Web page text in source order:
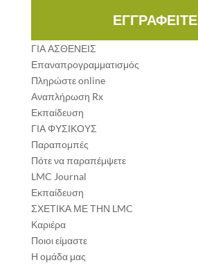
ΕΓΓΡΑΦΕΙΤΕ
ΓΙΑ ΑΣΘΕΝΕΙΣ
Επαναπρογραμματισμός
Πληρώστε online
Αναπλήρωση Rx
Εκπαίδευση
ΓΙΑ ΦΥΣΙΚΟΥΣ
Παραπομπές
Πότε να παραπέμψετε
LMC Journal
Εκπαίδευση
ΣΧΕΤΙΚΑ ΜΕ ΤΗΝ LMC
Καριέρα
Ποιοι είμαστε
Η ομάδα μας